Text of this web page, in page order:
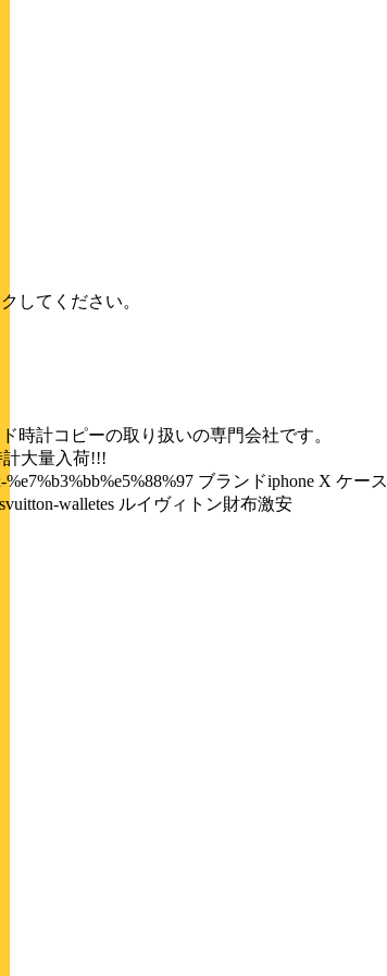
してください。
時計コピーの取り扱いの専門会社です。
計大量入荷!!!
%e7%b3%bb%e5%88%97 ブランドiphone X ケース
walletes ルイヴィトン財布激安